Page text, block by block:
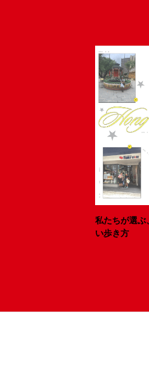
私たちが選ぶ
い歩き方